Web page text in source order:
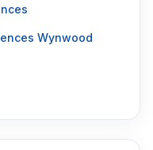
Wynwood